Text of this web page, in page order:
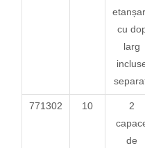
cu
larg
771302 10
2
de